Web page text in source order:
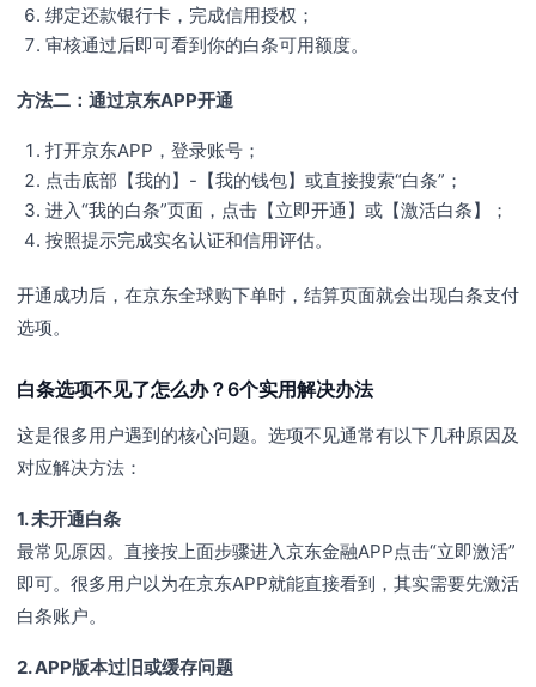
绑定还款银行卡，完成信用授权；
审核通过后即可看到你的白条可用额度。
方法二：通过京东APP开通
打开京东APP，登录账号；
点击底部【我的】-【我的钱包】或直接搜索“白条”；
进入“我的白条”页面，点击【立即开通】或【激活白条】；
按照提示完成实名认证和信用评估。
开通成功后，在京东全球购下单时，结算页面就会出现白条支付
选项。
白条选项不见了怎么办？6个实用解决办法
这是很多用户遇到的核心问题。选项不见通常有以下几种原因及
对应解决方法：
1. 未开通白条
最常见原因。直接按上面步骤进入京东金融APP点击“立即激活”
即可。很多用户以为在京东APP就能直接看到，其实需要先激活
白条账户。
2. APP版本过旧或缓存问题